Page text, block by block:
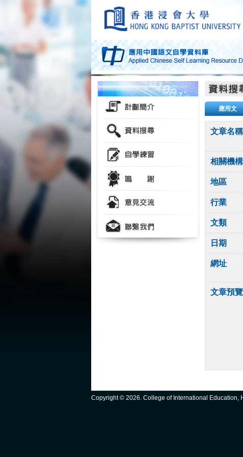
應用文
文章名稱
相關機
地區
行業
文類
日期
網址
文章預覽
Copyright © 2026. College of International Education,